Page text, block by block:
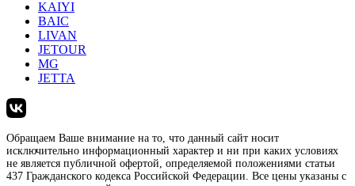
KAIYI
BAIC
LIVAN
JETOUR
MG
JETTA
Обращаем Ваше внимание на то, что данный сайт носит
исключительно информационный характер и ни при каких условиях
не является публичной офертой, определяемой положениями статьи
437 Гражданского кодекса Российской Федерации. Все цены указаны с